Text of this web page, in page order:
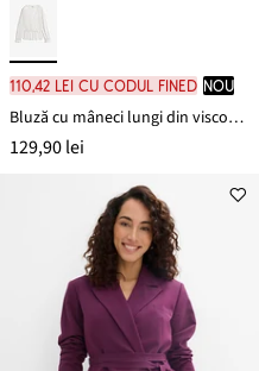
110,42 lei cu codul FINED nou
Bluză cu mâneci lungi din viscoză moale
129,90 lei